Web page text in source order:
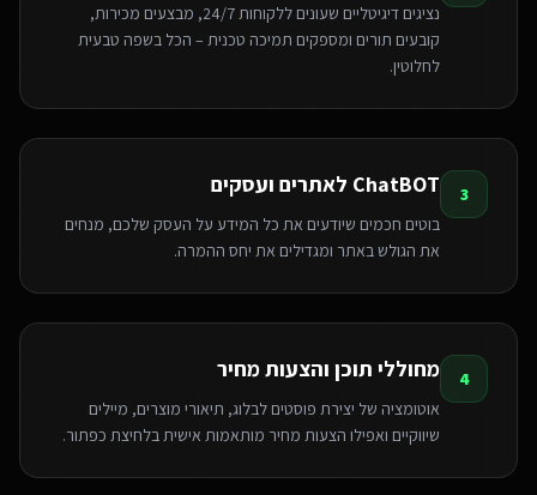
נציגים דיגיטליים שעונים ללקוחות 24/7, מבצעים מכירות,
קובעים תורים ומספקים תמיכה טכנית – הכל בשפה טבעית
לחלוטין.
3 ChatBOT לאתרים ועסקים
בוטים חכמים שיודעים את כל המידע על העסק שלכם, מנחים
את הגולש באתר ומגדילים את יחס ההמרה.
4 מחוללי תוכן והצעות מחיר
אוטומציה של יצירת פוסטים לבלוג, תיאורי מוצרים, מיילים
שיווקיים ואפילו הצעות מחיר מותאמות אישית בלחיצת כפתור.